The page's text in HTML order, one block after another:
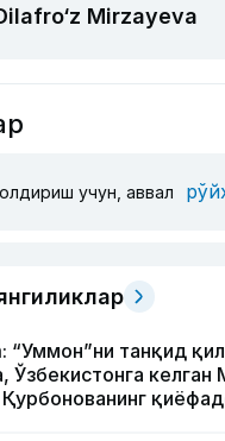
Mirzayeva
учун, аввал
“Уммон”ни танқид
Ўзбекистонга келган